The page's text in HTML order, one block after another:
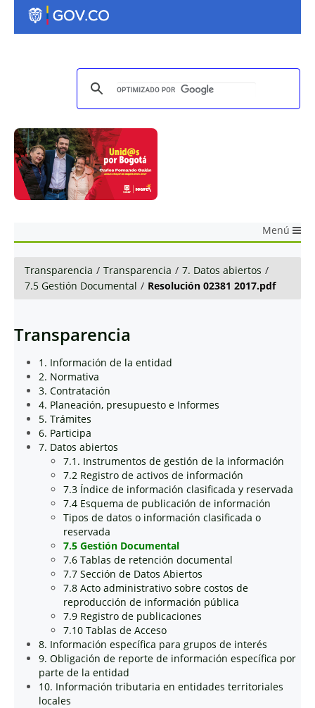
Menú
Transparencia / Transparencia / 7. Datos abiertos /
7.5 Gestión Documental / Resolución 02381 2017.pdf
Transparencia
1. Información de la entidad
2. Normativa
3. Contratación
4. Planeación, presupuesto e Informes
5. Trámites
6. Participa
7. Datos abiertos
7.1. Instrumentos de gestión de la información
7.2 Registro de activos de información
7.3 Índice de información clasificada y reservada
7.4 Esquema de publicación de información
Tipos de datos o información clasificada o
reservada
7.5 Gestión Documental
7.6 Tablas de retención documental
7.7 Sección de Datos Abiertos
7.8 Acto administrativo sobre costos de
reproducción de información pública
7.9 Registro de publicaciones
7.10 Tablas de Acceso
8. Información específica para grupos de interés
9. Obligación de reporte de información específica por
parte de la entidad
10. Información tributaria en entidades territoriales
locales